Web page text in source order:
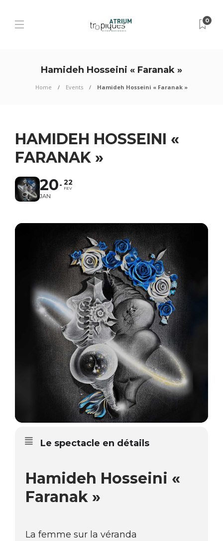
0
Hamideh Hosseini « Faranak »
Home Events Hamideh Hosseini « Faranak »
HAMIDEH HOSSEINI «
FARANAK »
20
JAN
22
FEV
Le spectacle en détails
Hamideh Hosseini «
Faranak »
La femme sur la véranda